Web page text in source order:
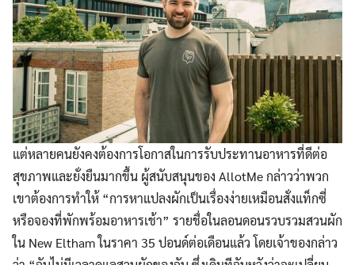
แต่หลายคนยังคงต้องการโอกาสในการรับประทานอาหารที่ดีต่อ
สุขภาพและยั่งยืนมากขึ้น ผู้สนับสนุนของ AllotMe กล่าวว่าพวก
เขาต้องการทำให้ “การหาแปลงผักเป็นเรื่องง่ายเหมือนสั่งแท็กซี่
หรือจองที่พักพร้อมอาหารเช้า” รายชื่อในลอนดอนรวบรวมสวนผัก
ใน New Eltham ในราคา 35 ปอนด์ต่อเดือนแล้ว โดยเจ้าของกล่าว